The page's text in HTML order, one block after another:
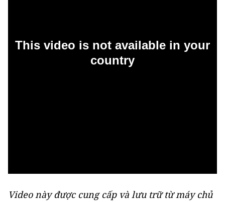
Video này được cung cấp và lưu trữ từ máy chủ